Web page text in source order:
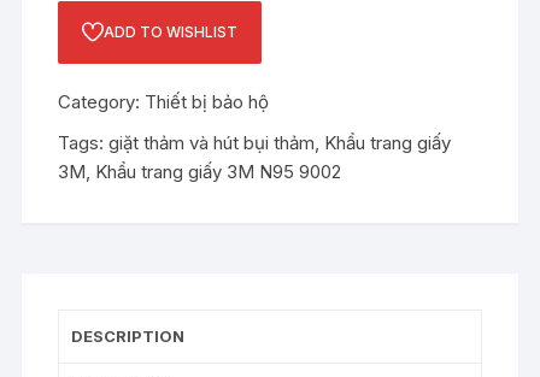
ADD TO WISHLIST
Category: Thiết bị bảo hộ
Tags:giặt thảm và hút bụi thảm, Khẩu trang giấy
3M, Khẩu trang giấy 3M N95 9002
DESCRIPTION